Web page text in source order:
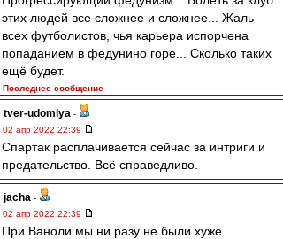
этих людей все сложнее и сложнее... Жаль
всех футболистов, чья карьера испорчена
попаданием в федунино горе... Сколько таких
ещё будет.
Последнее сообщение
tver-udomlya -
02 апр 2022 22:39
Спартак расплачивается сейчас за интриги и
предательство. Всё справедливо.
jacha -
02 апр 2022 22:39
При Ваноли мы ни разу не были хуже